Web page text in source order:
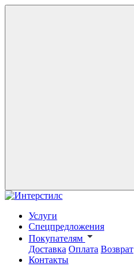
Услуги
Спецпредложения
Покупателям
Доставка Оплата Возврат
Контакты